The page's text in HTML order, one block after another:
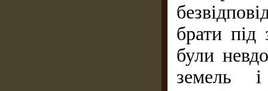
брати під
були
земель